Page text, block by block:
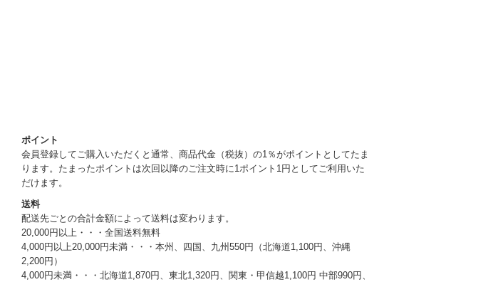
ポイント
会員登録してご購入いただくと通常、商品代金（税抜）の1％がポイントとしてたま
ります。たまったポイントは次回以降のご注文時に1ポイント1円としてご利用いた
だけます。
送料
配送先ごとの合計金額によって送料は変わります。
20,000円以上・・・全国送料無料
4,000円以上20,000円未満・・・本州、四国、九州550円（北海道1,100円、沖縄
2,200円）
4,000円未満・・・北海道1,870円、東北1,320円、関東・甲信越1,100円 中部990円、